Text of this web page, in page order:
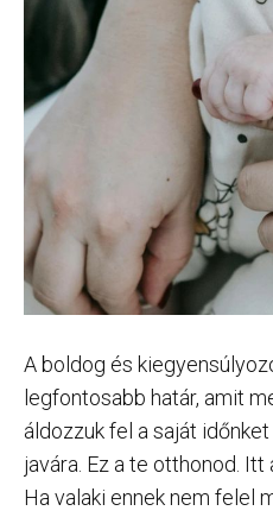
A boldog és
legfontosabb határ, amit
áldozzuk fel a saját
javára. Ez a te otthonod.
Ha valaki ennek nem felel